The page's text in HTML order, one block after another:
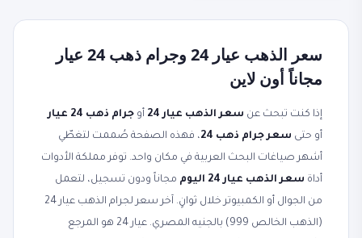
سعر الذهب عيار 24 وجرام ذهب 24 عيار
مجاناً أون لاين
إذا كنت تبحث عن سعر الذهب عيار 24 أو جرام ذهب 24 عيار
أو حتى سعر جرام ذهب 24
، فهذه الصفحة صُممت لتغطّي
أشهر صياغات البحث العربية في مكان واحد. توفر مملكة الأدوات
أداة سعر الذهب عيار 24 اليوم
مجاناً ودون تسجيل، لتعمل
من الجوال أو الكمبيوتر خلال ثوانٍ. آخر سعر لجرام الذهب عيار 24
(الذهب الخالص 999) بالجنيه المصري. عيار 24 هو المرجع